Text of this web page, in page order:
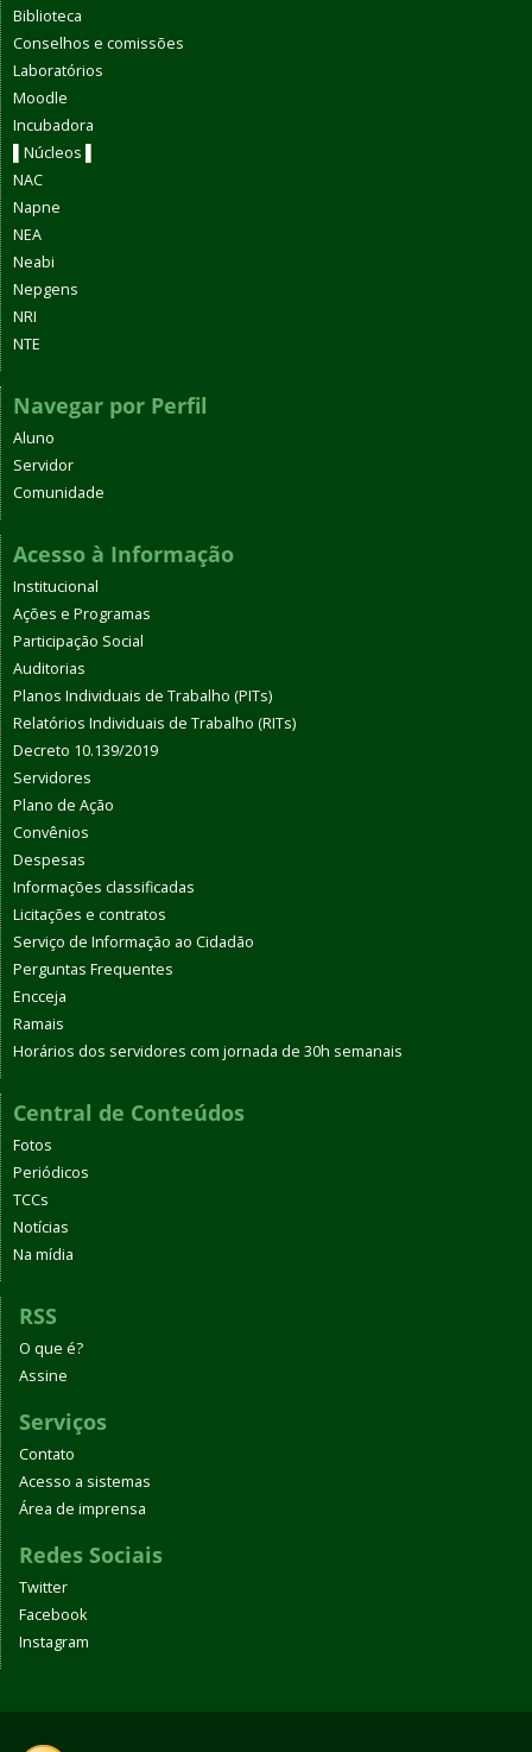
Biblioteca
Conselhos e comissões
Laboratórios
Moodle
Incubadora
▌Núcleos ▌
NAC
Napne
NEA
Neabi
Nepgens
NRI
NTE
Navegar por Perfil
Aluno
Servidor
Comunidade
Acesso à Informação
Institucional
Ações e Programas
Participação Social
Auditorias
Planos Individuais de Trabalho (PITs)
Relatórios Individuais de Trabalho (RITs)
Decreto 10.139/2019
Servidores
Plano de Ação
Convênios
Despesas
Informações classificadas
Licitações e contratos
Serviço de Informação ao Cidadão
Perguntas Frequentes
Encceja
Ramais
Horários dos servidores com jornada de 30h semanais
Central de Conteúdos
Fotos
Periódicos
TCCs
Notícias
Na mídia
RSS
O que é?
Assine
Serviços
Contato
Acesso a sistemas
Área de imprensa
Redes Sociais
Twitter
Facebook
Instagram